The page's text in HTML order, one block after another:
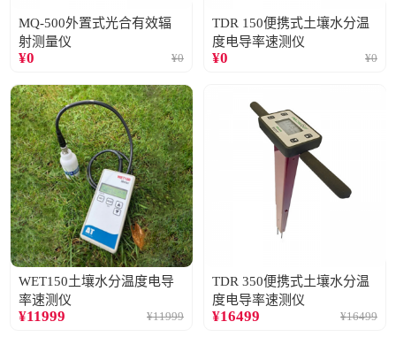
MQ-500外置式光合有效辐
射测量仪
¥0 ¥0
TDR 150便携式土壤水分温
度电导率速测仪
¥0 ¥0
WET150土壤水分温度电导
率速测仪
¥11999 ¥11999
TDR 350便携式土壤水分温
度电导率速测仪
¥16499 ¥16499